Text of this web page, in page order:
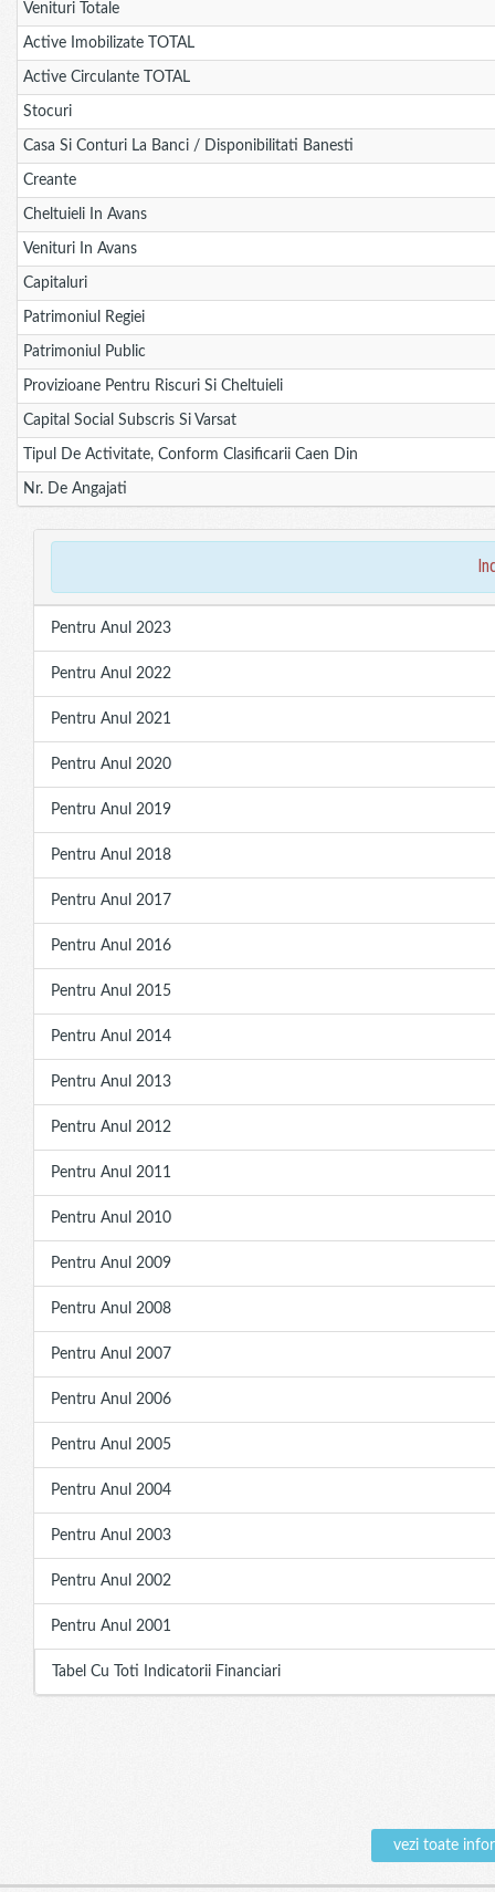
Venituri Totale
Active Imobilizate TOTAL
Active Circulante TOTAL
Stocuri
Casa Si Conturi La Banci / Disponibilitati Banesti
Creante
Cheltuieli In Avans
Venituri In Avans
Capitaluri
Patrimoniul Regiei
Patrimoniul Public
Provizioane Pentru Riscuri Si Cheltuieli
Capital Social Subscris Si Varsat
Tipul De Activitate, Conform Clasificarii Caen Din
Nr. De Angajati
Pentru Anul 2023
Pentru Anul 2022
Pentru Anul 2021
Pentru Anul 2020
Pentru Anul 2019
Pentru Anul 2018
Pentru Anul 2017
Pentru Anul 2016
Pentru Anul 2015
Pentru Anul 2014
Pentru Anul 2013
Pentru Anul 2012
Pentru Anul 2011
Pentru Anul 2010
Pentru Anul 2009
Pentru Anul 2008
Pentru Anul 2007
Pentru Anul 2006
Pentru Anul 2005
Pentru Anul 2004
Pentru Anul 2003
Pentru Anul 2002
Pentru Anul 2001
Tabel Cu Toti Indicatorii Financiari
vezi toate